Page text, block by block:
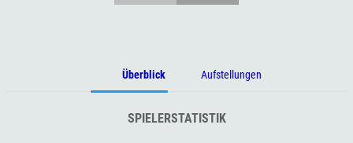
Überblick Aufstellungen
SPIELERSTATISTIK